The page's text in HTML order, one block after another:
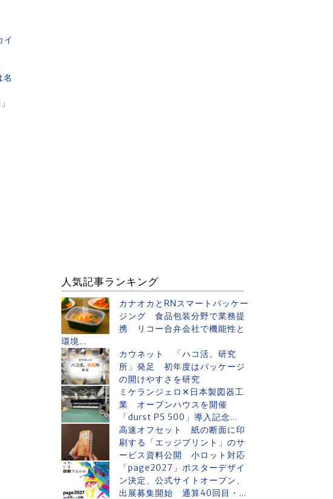
イ
人気記事ランキング
カナオカとRNスマートパッケー
ジング 食品包装分野で業務提
携 リコー合弁会社で機能性と
環境...
カウネット 「ハコ活。研究
所」発足 初年度はパッケージ
の開けやすさを研究
ミケランジェロ✕日本製図器工
業 オープンハウスを開催
「durst P5 500」導入記念...
高速オフセット 紙の断面に印
刷する「エッジプリント」のサ
ービス資料公開 小ロット対応
「page2027」ポスターデザイ
ン決定、公式サイトオープン、
出展募集開始 通算40回目・...